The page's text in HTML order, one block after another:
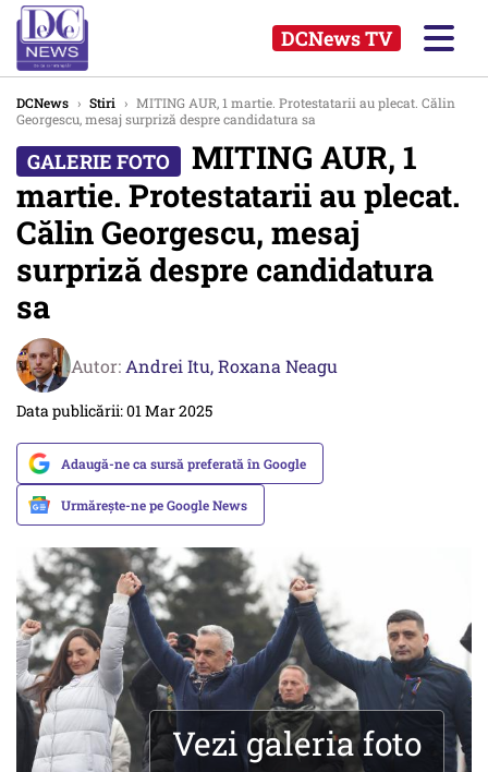
DCNews TV
DCNews › Stiri › MITING AUR, 1 martie. Protestatarii au plecat. Călin
Georgescu, mesaj surpriză despre candidatura sa
MITING AUR, 1
martie. Protestatarii au plecat.
Călin Georgescu, mesaj
surpriză despre candidatura
sa
Autor: Andrei Itu,Roxana Neagu
Data publicării: 01 Mar 2025
Adaugă-ne ca sursă preferată în Google
Urmărește-ne pe Google News
Vezi galeria foto